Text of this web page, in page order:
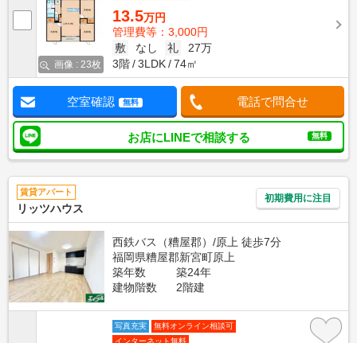
画像 : 23枚
13.5万円
管理費等：3,000円
敷
なし 礼
27万
3階
3LDK 74㎡
空室確認 無料 電話で問合せ
お店にLINEで相談する 無料
賃貸アパート
リッツハウス
初期費用に注目
西鉄バス（糟屋郡）/原上 徒歩7分
福岡県糟屋郡新宮町原上
築年数
築24年
建物階数
2階建
写真充実
無料オンライン相談可
インターネット無料